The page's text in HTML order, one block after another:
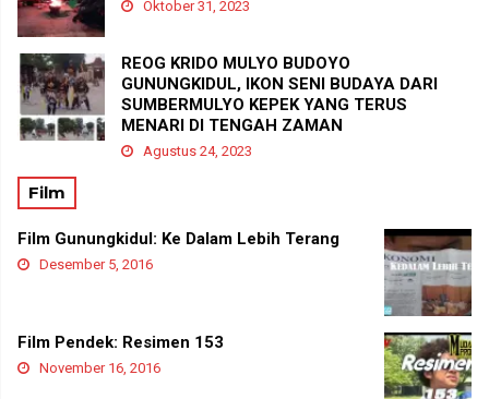
Oktober 31, 2023
REOG KRIDO MULYO BUDOYO
GUNUNGKIDUL, IKON SENI BUDAYA DARI
SUMBERMULYO KEPEK YANG TERUS
MENARI DI TENGAH ZAMAN
Agustus 24, 2023
Film
Film Gunungkidul: Ke Dalam Lebih Terang
Desember 5, 2016
Film Pendek: Resimen 153
November 16, 2016